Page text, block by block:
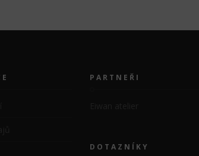
PARTNEŘI
DOTAZNÍKY